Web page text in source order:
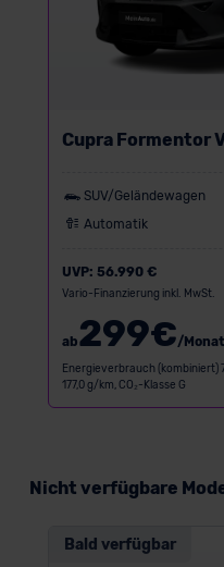
Cupra Formentor
SUV/Geländewagen
Automatik
UVP: 56.990 €
Vario-Finanzierung inkl. MwSt.
ab299€/Monat
Energieverbrauch (kombiniert)
177,0 g/km, CO₂-Klasse G
Nicht verfügbare
Bald verfügbar